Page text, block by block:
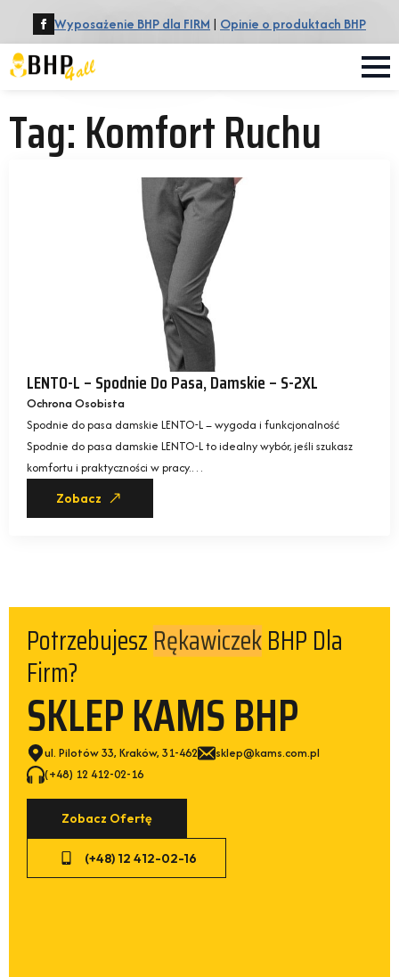
Wyposażenie BHP dla FIRM | Opinie o produktach BHP
Tag:Komfort Ruchu
LENTO-L – Spodnie Do Pasa, Damskie – S-2XL
Ochrona Osobista
Spodnie do pasa damskie LENTO-L – wygoda i funkcjonalność
Spodnie do pasa damskie LENTO-L to idealny wybór, jeśli szukasz
komfortu i praktyczności w pracy.…
Zobacz
Potrzebujesz Rękawiczek BHP Dla
Firm?
SKLEP KAMS BHP
ul. Pilotów 33, Kraków, 31-462
sklep@kams.com.pl
(+48) 12 412-02-16
Zobacz Ofertę
(+48) 12 412-02-16